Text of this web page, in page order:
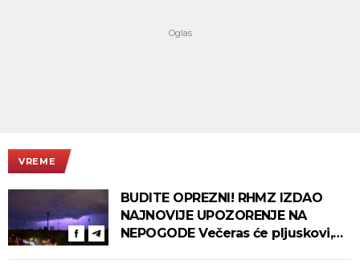
VREME
BUDITE OPREZNI! RHMZ IZDAO
NAJNOVIJE UPOZORENJE NA
NEPOGODE Večeras će pljuskovi,